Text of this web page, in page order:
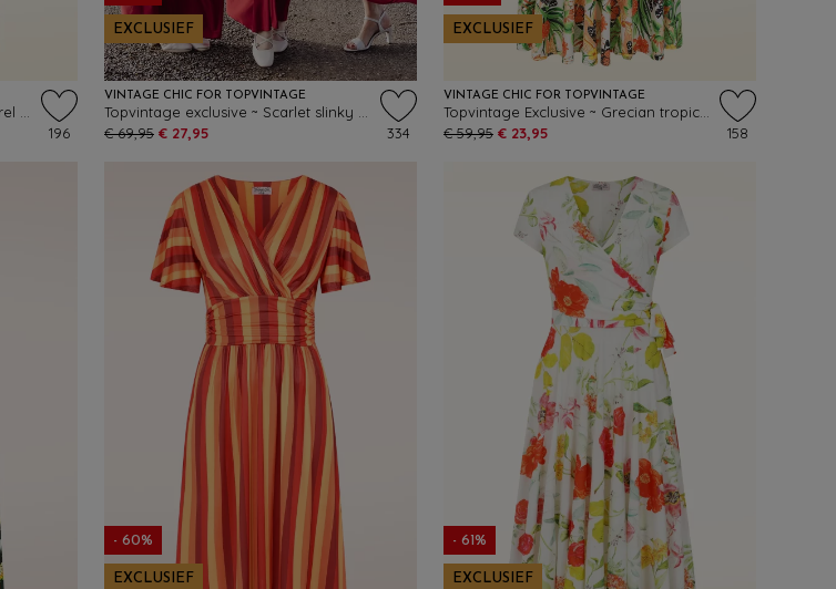
196
EXCLUSIEF
VINTAGE CHIC FOR TOPVINTAGE
€ 69,95 € 27,95 334
EXCLUSIEF
VINTAGE CHIC FOR TOPVINTAGE
Topvintage Exclusive ~ Grecian tropical vlinder jurk in wit en en oranje
€ 59,95 € 23,95 158
- 60%
EXCLUSIEF
- 61%
EXCLUSIEF